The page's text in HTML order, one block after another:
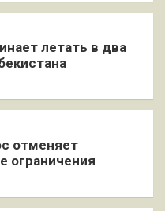
летать в два
отменяет
ограничения